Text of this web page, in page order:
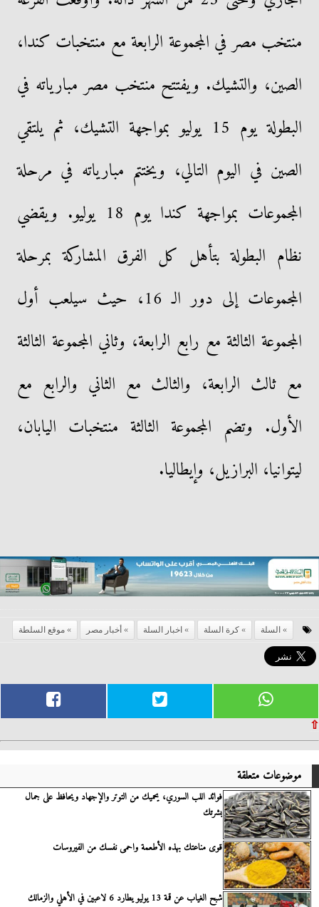
منتخب مصر في المجموعة الرابعة مع منتخبات كندا،
الصين، والتشيك. ويفتتح منتخب مصر مبارياته في
البطولة يوم 15 يوليو بمواجهة التشيك، ثم يلتقي
الصين في اليوم التالي، ويختتم مبارياته في مرحلة
المجموعات بمواجهة كندا يوم 18 يوليو. ويقضي
نظام البطولة بتأهل كل الفرق المشاركة بمرحلة
المجموعات إلى دور الـ 16، حيث سيلعب أول
المجموعة الثالثة مع رابع الرابعة، وثاني المجموعة الثالثة
مع ثالث الرابعة، والثالث مع الثاني والرابع مع
الأول. وتضم المجموعة الثالثة منتخبات اليابان،
ليتوانيا، البرازيل، وإيطاليا.
السلة كرة السلة اخبار السلة أخبار مصر موقع السلطة
⇧
موضوعات متعلقة
فوائد اللب السوري، يحميك من التوتر والإجهاد ويحافظ على جمال
بشرتك
قوى مناعتك بهذه الأطعمة واحمى نفسك من الفيروسات
شبح الغياب عن قمة 13 يوليو يطارد 6 لاعبين في الأهلي والزمالك